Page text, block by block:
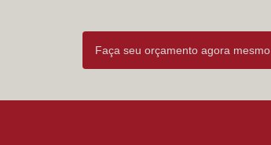
Faça seu orçamento agora mesmo